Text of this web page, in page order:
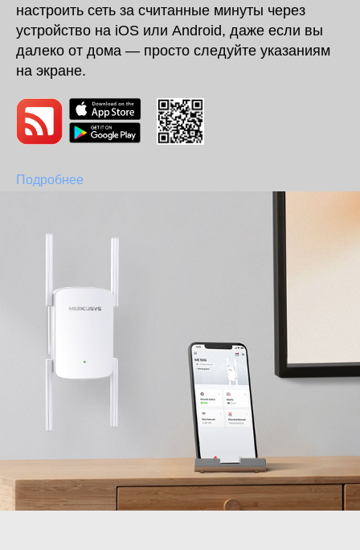
настроить сеть за считанные минуты через
устройство на iOS или Android, даже если вы
далеко от дома — просто следуйте указаниям
на экране.
Подробнее